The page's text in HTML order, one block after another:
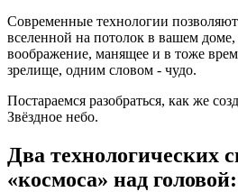
Современные технологии
вселенной на потолок в вашем
воображение, манящее и в тоже
зрелище, одним словом - чудо.
Постараемся разобраться, как же
Звёздное небо.
Два технологических
«космоса» над головой: